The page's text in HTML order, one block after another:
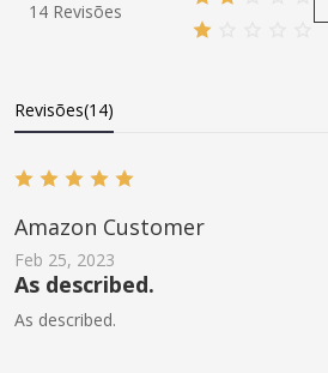
14 Revisões
Revisões(14)
Amazon Customer
Feb 25, 2023
As described.
As described.